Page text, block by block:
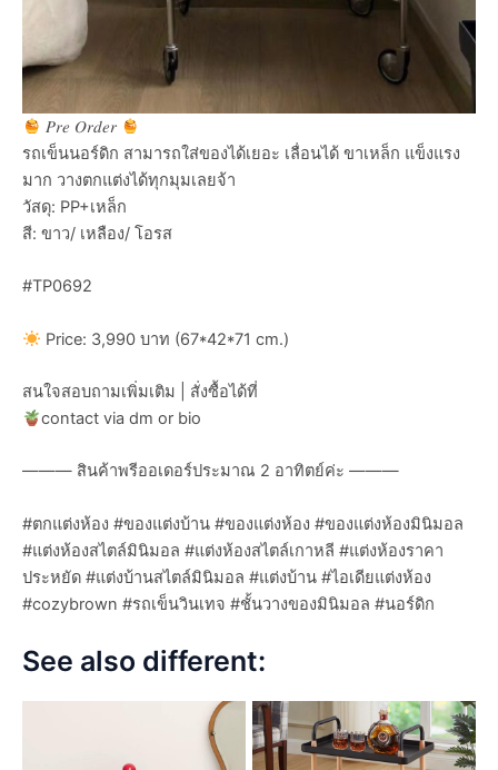
𝑃𝑟𝑒 𝑂𝑟𝑑𝑒𝑟
รถเข็นนอร์ดิก สามารถใส่ของได้เยอะ เลื่อนได้ ขาเหล็ก แข็งแรง
มาก วางตกแต่งได้ทุกมุมเลยจ้า
วัสดุ: PP+เหล็ก
สี: ขาว/ เหลือง/ โอรส
#TP0692
Price: 3,990 บาท (67*42*71 cm.)
สนใจสอบถามเพิ่มเติม | สั่งซื้อได้ที่
contact via dm or bio
——— สินค้าพรีออเดอร์ประมาณ 2 อาทิตย์ค่ะ ———
#ตกแต่งห้อง #ของแต่งบ้าน #ของแต่งห้อง #ของแต่งห้องมินิมอล
#แต่งห้องสไตล์มินิมอล #แต่งห้องสไตล์เกาหลี #แต่งห้องราคา
ประหยัด #แต่งบ้านสไตล์มินิมอล #แต่งบ้าน #ไอเดียแต่งห้อง
#cozybrown #รถเข็นวินเทจ #ชั้นวางของมินิมอล #นอร์ดิก
See also different: